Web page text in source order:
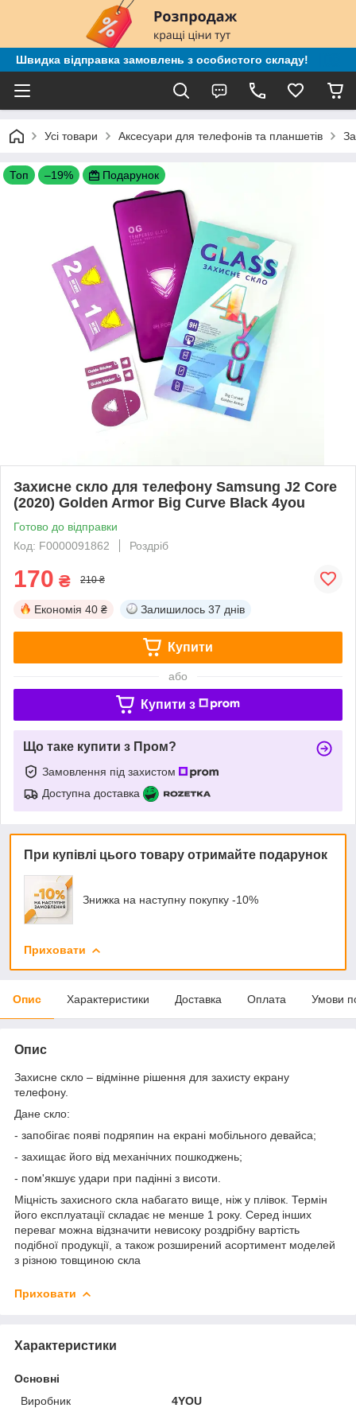
Швидка відправка замовлень з особистого складу!
Усі товари Аксесуари для телефонів та планшетів
Топ –19% Подарунок
Захисне скло для телефону Samsung J2 Core
(2020) Golden Armor Big Curve Black 4you
Готово до відправки
Код: F0000091862
Роздріб
170 ₴ 210 ₴
Економія 40 ₴ Залишилось 37 днів
Купити
або
Купити з
Що таке купити з Пром?
Замовлення під захистом
Доступна доставка
При купівлі цього товару отримайте подарунок
Знижка на наступну покупку -10%
Приховати
Опис Характеристики Доставка Оплата Умови
Опис
Захисне скло – відмінне рішення для захисту екрану
телефону.
Дане скло:
- запобігає появі подряпин на екрані мобільного девайса;
- захищає його від механічних пошкоджень;
- пом'якшує удари при падінні з висоти.
Міцність захисного скла набагато вище, ніж у плівок. Термін
його експлуатації складає не менше 1 року. Серед інших
переваг можна відзначити невисоку роздрібну вартість
подібної продукції, а також розширений асортимент моделей
з різною товщиною скла
Приховати
Характеристики
Основні
Виробник
4YOU